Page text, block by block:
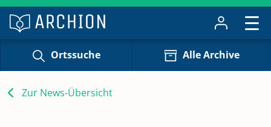
Ortssuche Alle Archive
Zur News-Übersicht